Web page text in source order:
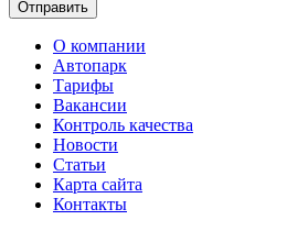
О компании
Автопарк
Тарифы
Вакансии
Контроль качества
Новости
Статьи
Карта сайта
Контакты